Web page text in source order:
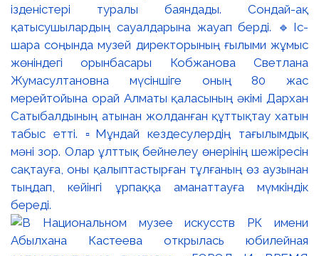
ізденістері туралы баяндады. Сондай-ақ
қатысушылардың сауалдарына жауап берді. 🔹Іс-
шара соңында музей директорының ғылыми жұмыс
жөніндегі орынбасары Кобжанова Светлана
Жумасултановна мүсіншіге оның 80 жас
мерейтойына орай Алматы қаласының әкімі Дархан
Сатыбалдының атынан жолданған құттықтау хатын
табыс етті. ▫️Мұндай кездесулердің тағылымдық
мәні зор. Олар ұлттық бейнелеу өнерінің шежіресін
сақтауға, оны қалыптастырған тұлғаның өз аузынан
тыңдап, кейінгі ұрпаққа аманаттауға мүмкіндік
береді.